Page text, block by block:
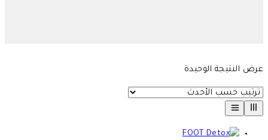
عرض النتيجة الوحيدة